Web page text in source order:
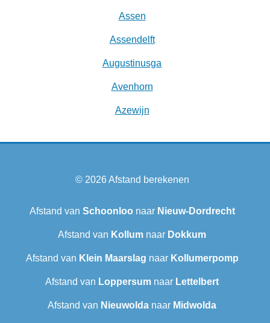
Assen
Assendelft
Augustinusga
Avenhorn
Azewijn
© 2026Afstand berekenen
Afstand van Schoonloo naar Nieuw-Dordrecht
Afstand van Kollum naar Dokkum
Afstand van Klein Maarslag naar Kollumerpomp
Afstand van Loppersum naar Lettelbert
Afstand van Nieuwolda naar Midwolda